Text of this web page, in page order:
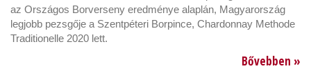
az Országos Borverseny eredménye alaplán, Magyarország
legjobb pezsgője a Szentpéteri Borpince, Chardonnay Methode
Traditionelle 2020 lett.
Bővebben »